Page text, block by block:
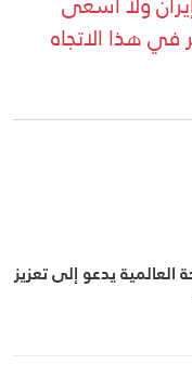
هذا الاتجاه
يدعو إلى تعزيز